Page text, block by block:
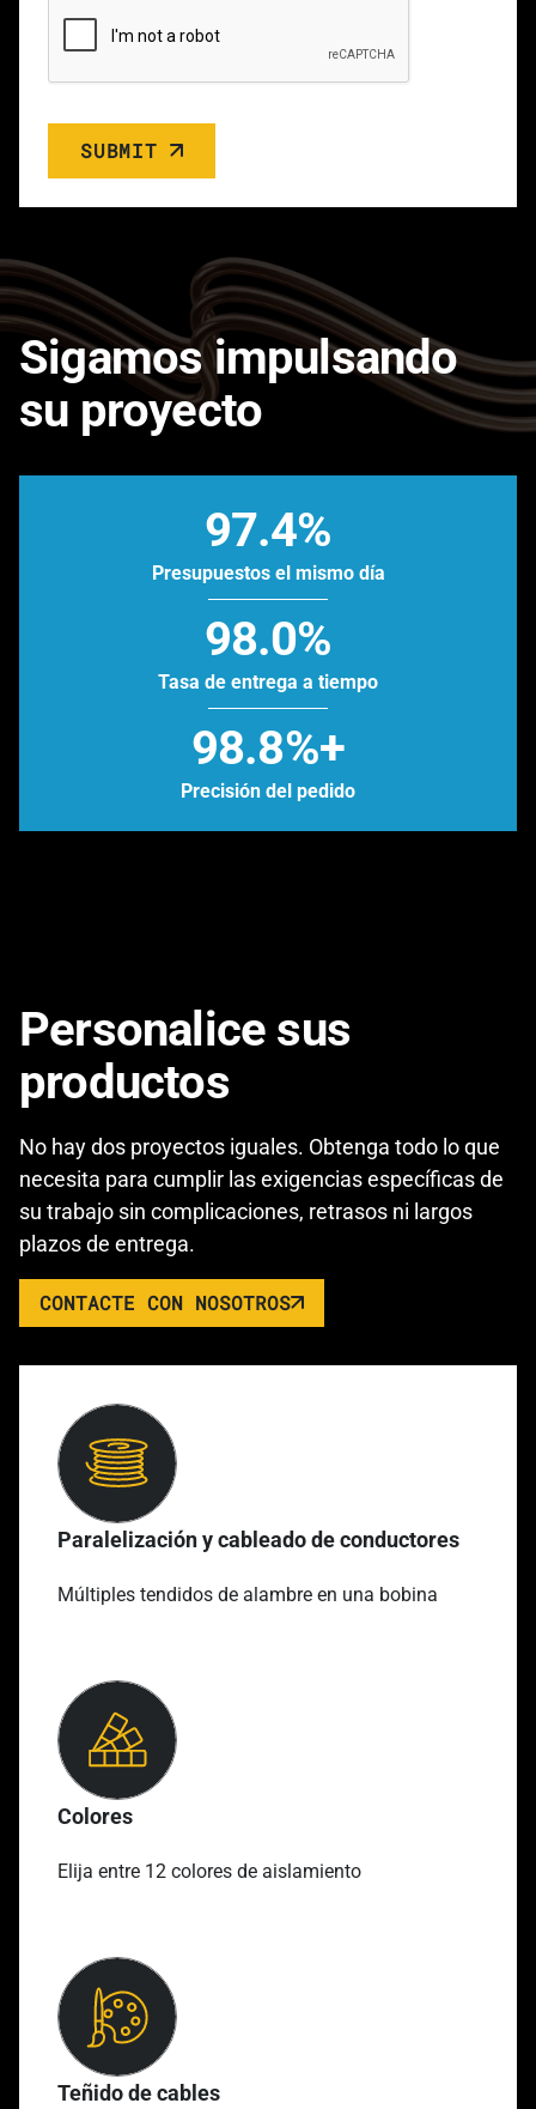
SUBMIT
Sigamos impulsando
su proyecto
97.4%
Presupuestos el mismo día
98.0%
Tasa de entrega a tiempo
98.8%+
Precisión del pedido
Personalice sus
productos
No hay dos proyectos iguales. Obtenga todo lo que
necesita para cumplir las exigencias específicas de
su trabajo sin complicaciones, retrasos ni largos
plazos de entrega.
CONTACTE CON NOSOTROS
Paralelización y cableado de conductores
Múltiples tendidos de alambre en una bobina
Colores
Elija entre 12 colores de aislamiento
Teñido de cables